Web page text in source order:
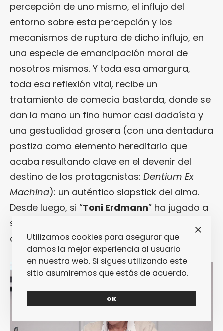
percepción de uno mismo, el influjo del
entorno sobre esta percepción y los
mecanismos de ruptura de dicho influjo, en
una especie de emancipación moral de
nosotros mismos. Y toda esa amargura,
toda esa reflexión vital, recibe un
tratamiento de comedia bastarda, donde se
dan la mano un fino humor casi dadaísta y
una gestualidad grosera (con una dentadura
postiza como elemento hereditario que
acaba resultando clave en el devenir del
destino de los protagonistas: Dentium Ex
Machina): un auténtico slapstick del alma.
Desde luego, si “Toni Erdmann” ha jugado a
ser la comedia más triste de la historia del
cine, por momentos lo ha conseguido.
Utilizamos cookies para asegurar que
damos la mejor experiencia al usuario
en nuestra web. Si sigues utilizando este
sitio asumiremos que estás de acuerdo.
OK